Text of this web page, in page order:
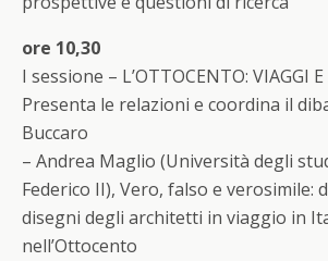
ore 10,30
I sessione – L’OTTOCENTO: VIAGGI E
Presenta le relazioni e coordina il
Buccaro
– Andrea Maglio (Università degli
Federico II), Vero, falso e verosimile:
disegni degli architetti in viaggio in
nell’Ottocento